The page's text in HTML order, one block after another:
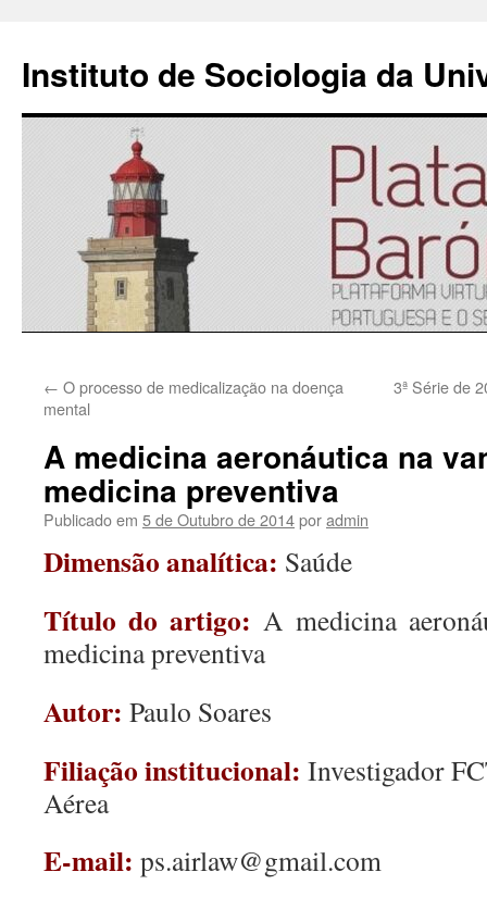
Instituto de Sociologia da
para
← O processo de medicalização na doença
mental
3ª Série de
A medicina aeronáutica na
medicina preventiva
Publicado em 5 de Outubro de 2014poradmin
Dimensão analítica: Saúde
Título do artigo:A medicina
medicina preventiva
Autor: Paulo Soares
Filiação institucional: Investigador
Aérea
E-mail: ps.airlaw@gmail.com